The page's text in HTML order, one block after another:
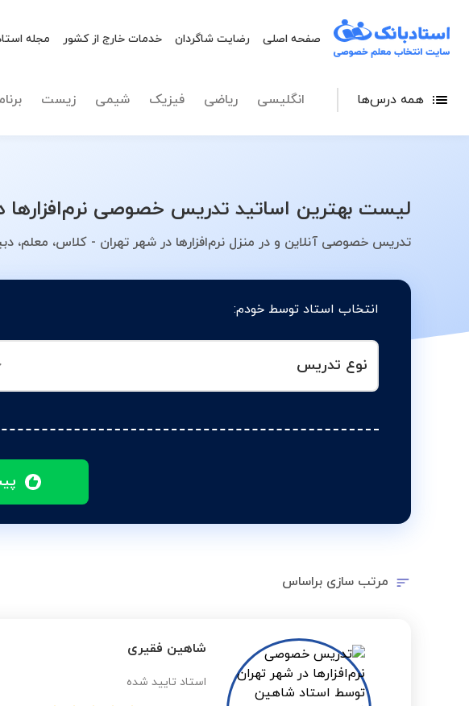
صفحه اصلی رضایت شاگردان خدمات خارج از کشور مجله
همه درس‌ها انگلیسی ریاضی فیزیک شیمی زیست
لیست بهترین اساتید تدریس خصوصی
تدریس خصوصی آنلاین و در منزل نرم‌افزارها در شهر تهران - کلاس، معلم،
انتخاب استاد توسط خودم:
نوع تدریس
نوع تدریس
مرتب سازی براساس
شاهین فقیری
استاد تایید شده